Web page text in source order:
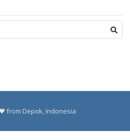
from Depok, Indonesia